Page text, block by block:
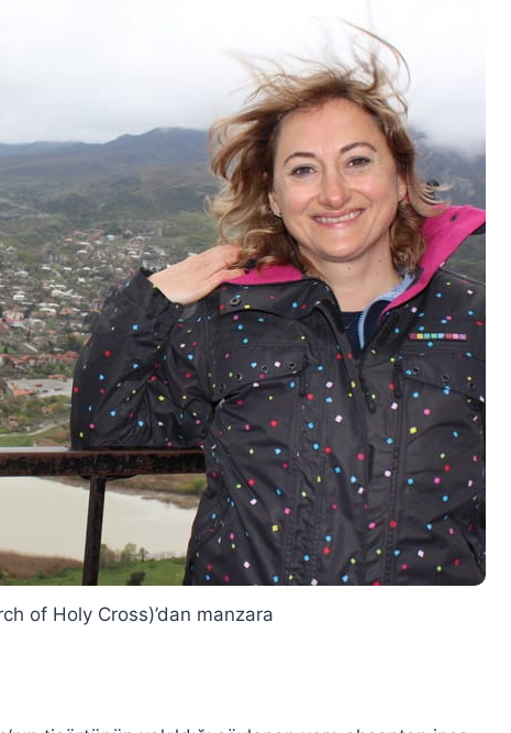
of Holy Cross)’dan manzara